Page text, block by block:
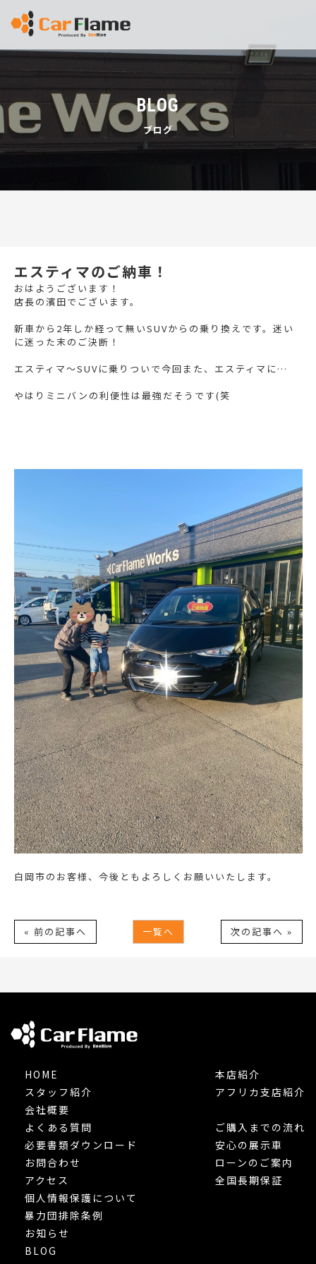
BLOG
ブログ
エスティマのご納車！
おはようございます！
店長の濱田でございます。
新車から2年しか経って無いSUVからの乗り換えです。迷い
に迷った末のご決断！
エスティマ〜SUVに乗りついで今回また、エスティマに…
やはりミニバンの利便性は最強だそうです(笑
白岡市のお客様、今後ともよろしくお願いいたします。
« 前の記事へ 一覧へ 次の記事へ »
HOME
スタッフ紹介
会社概要
本店紹介
アフリカ支店紹介
よくある質問
必要書類ダウンロード
お問合わせ
アクセス
個人情報保護について
暴力団排除条例
お知らせ
BLOG
ご購入までの流れ
安心の展示車
ローンのご案内
全国長期保証